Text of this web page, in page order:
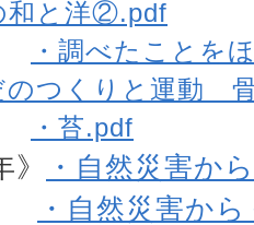
和と洋②.pdf
・調べたことを
のつくりと運動
・苔.pdf
・自然災害か
・自然災害か